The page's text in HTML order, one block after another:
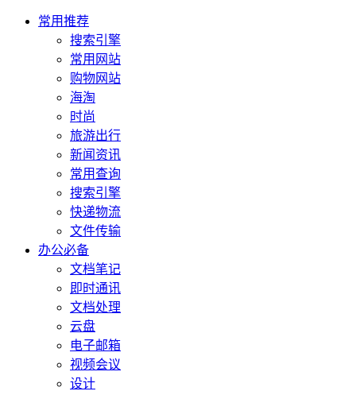
常用推荐
搜索引擎
常用网站
购物网站
海淘
时尚
旅游出行
新闻资讯
常用查询
搜索引擎
快递物流
文件传输
办公必备
文档笔记
即时通讯
文档处理
云盘
电子邮箱
视频会议
设计